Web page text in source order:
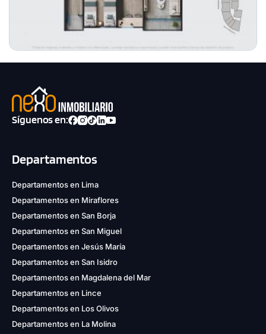
Síguenos en:
Departamentos
Departamentos en Lima
Departamentos en Miraflores
Departamentos en San Borja
Departamentos en San Miguel
Departamentos en Jesús María
Departamentos en San Isidro
Departamentos en Magdalena del Mar
Departamentos en Lince
Departamentos en Los Olivos
Departamentos en La Molina